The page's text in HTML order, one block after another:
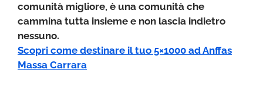
comunità migliore, è una comunità che
cammina tutta insieme e non lascia indietro
nessuno.
Scopri come destinare il tuo 5×1000 ad Anffas
Massa Carrara